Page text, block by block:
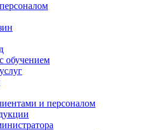
обучением
и персоналом